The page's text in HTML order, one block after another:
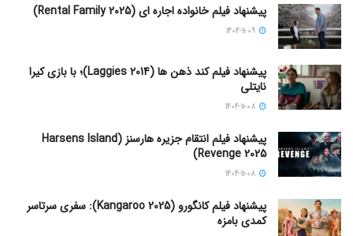
پیشنهاد فیلم خانواده اجاره‌ ای (Rental Family 2025)
پیشنهاد فیلم کند ذهن ها (Laggies 2014)؛ با بازی کیرا
نایتلی
پیشنهاد فیلم انتقام جزیره هارسنز (Harsens Island
Revenge 2025)
پیشنهاد فیلم کانگورو (Kangaroo 2025): سفری سرتاسر
کمدی بامزه